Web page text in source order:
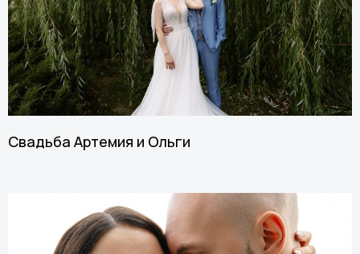
Свадьба Артемия и Ольги